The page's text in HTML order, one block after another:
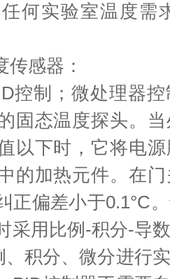
何实验室温度需
传感器 ：
控制；微处理器
固态温度探头。
以下时，它将电
的加热元件。在
正偏差小于0.1°C
采用比例 -积分-导
、积分、微分进行